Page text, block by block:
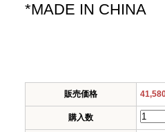
*MADE IN CHINA
販売価格
購入数